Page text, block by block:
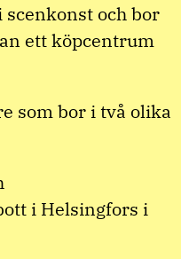
och bor
ett köpcentrum
som bor i två olika
i Helsingfors i